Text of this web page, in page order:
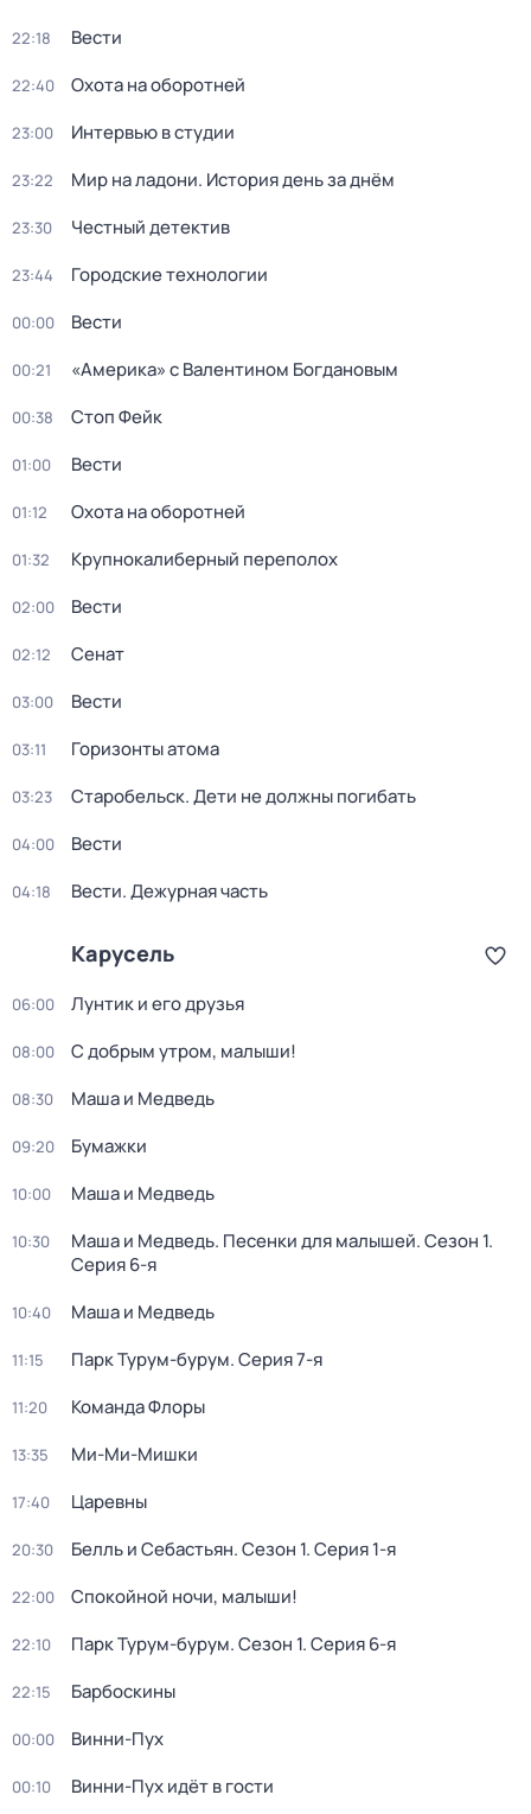
22:18 Вести
22:40 Охота на оборотней
23:00 Интервью в студии
23:22 Мир на ладони. История день за днём
23:30 Честный детектив
23:44 Городские технологии
00:00 Вести
00:21 «Америка» с Валентином Богдановым
00:38 Стоп Фейк
01:00 Вести
01:12 Охота на оборотней
01:32 Крупнокалиберный переполох
02:00 Вести
02:12 Сенат
03:00 Вести
03:11 Горизонты атома
03:23 Старобельск. Дети не должны погибать
04:00 Вести
04:18 Вести. Дежурная часть
Карусель
06:00 Лунтик и его друзья
08:00 С добрым утром, малыши!
08:30 Маша и Медведь
09:20 Бумажки
10:00 Маша и Медведь
10:30 Маша и Медведь. Песенки для малышей. Сезон 1.
Серия 6-я
10:40 Маша и Медведь
11:15 Парк Турум-бурум. Серия 7-я
11:20 Команда Флоры
13:35 Ми-Ми-Мишки
17:40 Царевны
20:30 Белль и Себастьян. Сезон 1. Серия 1-я
22:00 Спокойной ночи, малыши!
22:10 Парк Турум-бурум. Сезон 1. Серия 6-я
22:15 Барбоскины
00:00 Винни-Пух
00:10 Винни-Пух идёт в гости